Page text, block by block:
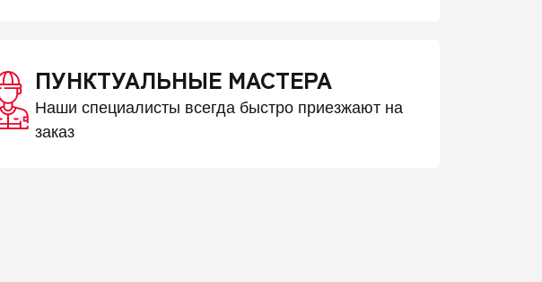
ПУНКТУАЛЬНЫЕ МАСТЕРА
Наши специалисты всегда быстро приезжают на
заказ